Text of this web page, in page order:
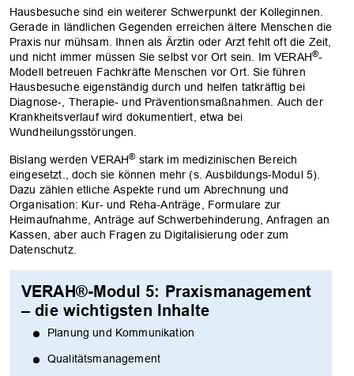
Hausbesuche sind ein weiterer Schwerpunkt der Kolleginnen.
Gerade in ländlichen Gegenden erreichen ältere Menschen die
Praxis nur mühsam. Ihnen als Ärztin oder Arzt fehlt oft die Zeit,
und nicht immer müssen Sie selbst vor Ort sein. Im VERAH®-
Modell betreuen Fachkräfte Menschen vor Ort. Sie führen
Hausbesuche eigenständig durch und helfen tatkräftig bei
Diagnose-, Therapie- und Präventionsmaßnahmen. Auch der
Krankheitsverlauf wird dokumentiert, etwa bei
Wundheilungsstörungen.
Bislang werden VERAH® stark im medizinischen Bereich
eingesetzt., doch sie können mehr (s. Ausbildungs-Modul 5).
Dazu zählen etliche Aspekte rund um Abrechnung und
Organisation: Kur- und Reha-Anträge, Formulare zur
Heimaufnahme, Anträge auf Schwerbehinderung, Anfragen an
Kassen, aber auch Fragen zu Digitalisierung oder zum
Datenschutz.
VERAH®-Modul 5: Praxismanagement
– die wichtigsten Inhalte
Planung und Kommunikation
Qualitätsmanagement